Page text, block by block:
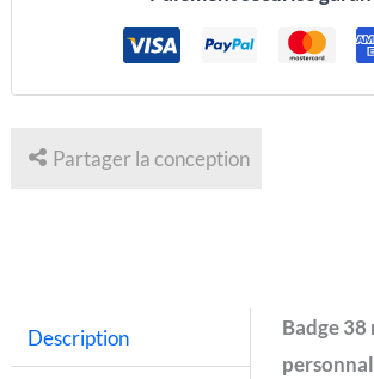
Partager la conception
Description
Badge 38